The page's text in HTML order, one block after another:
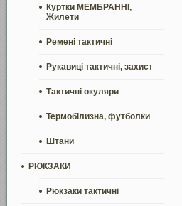
Куртки МЕМБРАННІ,
Жилети
Ремені тактичні
Рукавиці тактичні, захист
Тактичні окуляри
Термобілизна, футболки
Штани
РЮКЗАКИ
Рюкзаки тактичні